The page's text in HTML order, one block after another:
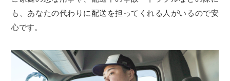
も、あなたの代わりに配送を担ってくれる人がいるので安
心です。